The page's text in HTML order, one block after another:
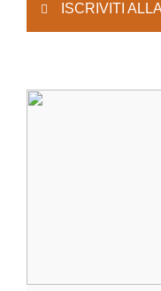
ISCRIVITI